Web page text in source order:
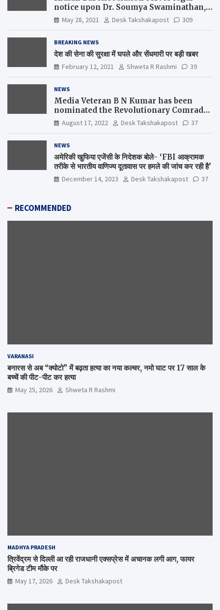
notice upon Dr. Soumya Swaminathan,
the Chief Scientist, WHO
May 28, 2021 Desk Takshakapost 309
BREAKING NEWS
देश की सेना की सुरक्षा में घपले और सेंधमारी पर बड़ी खबर
February 12, 2021 Shweta R Rashmi 39
NEWS
Media Veteran B N Kumar has been
nominated the Revolutionary Comrade
Shiv Varma Media Award 2022-23
August 17, 2022 Desk Takshakapost 37
NEWS
अमेरिकी खुफिया एजेंसी के निदेशक बोले- ‘FBI आक्रामक
तरीके से भारतीय वाणिज्य दूतावास पर हमले की जांच कर रही है’
December 14, 2023 Desk Takshakapost 37
RECOMMENDED
VARANASI
बनारस से अब “क्योटो” में बढ़ता हत्या का नया कल्चर, नमो घाट पर 17 साल के
बच्चें की पीट-पीट कर हत्या
May 25, 2026 Shweta R Rashmi
MADHYA PRADESH
त्रिवेंद्रम से दिल्ली आ रही राजधानी एक्सप्रेस में अचानक लगी आग, फायर
ब्रिगेड टीम मौके पर
May 17, 2026 Desk Takshakapost